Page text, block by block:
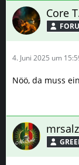
Core
4. Juni 2025 um
Nöö, da muss
mrsalz